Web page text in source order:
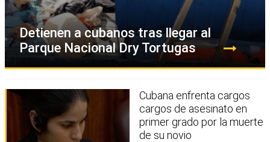
Detienen a cubanos tras llegar al
Parque Nacional Dry Tortugas
Cubana enfrenta cargos
cargos de asesinato en
primer grado por la muerte
de su novio